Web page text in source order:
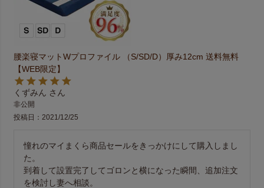
腰楽寝マットWプロファイル （S/SD/D）厚み12cm 送料無料
【WEB限定】
くずみん
非公開
投稿日
2021/12/25
憧れのマイまくら商品セールをきっかけにして購入しまし
た。
到着して設置完了してゴロンと横になった瞬間、追加注文
を検討し妻へ相談。